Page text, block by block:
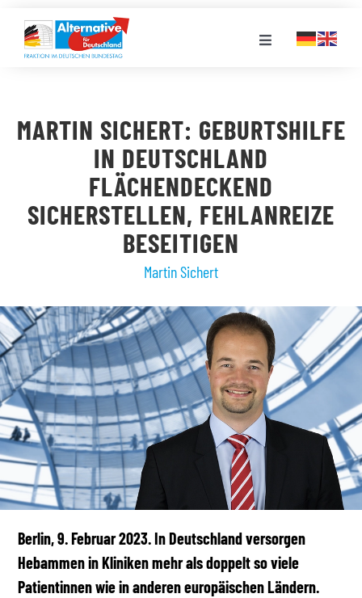
Inhalt
springen
Toggle
LANDESGRUPPEN
VERANSTALTUNGEN
STELLENPORTAL
MEDIATHEK
MARTIN SICHERT: GEBURTSHILFE
IN DEUTSCHLAND
FLÄCHENDECKEND
SICHERSTELLEN, FEHLANREIZE
BESEITIGEN
Martin Sichert
Berlin, 9. Februar 2023. In Deutschland versorgen
Hebammen in Kliniken mehr als doppelt so viele
Patientinnen wie in anderen europäischen Ländern.